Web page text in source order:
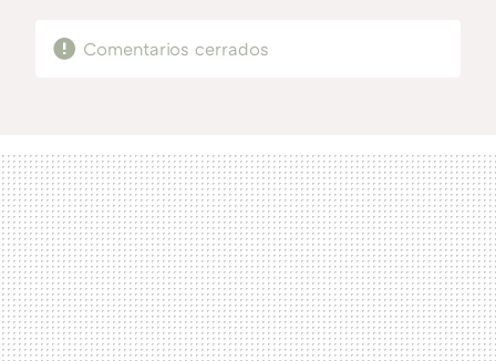
Comentarios cerrados